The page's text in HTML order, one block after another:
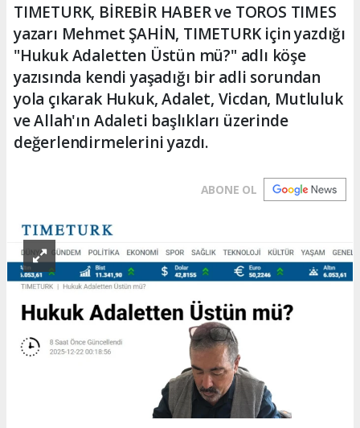
TIMETURK, BİREBİR HABER ve TOROS TIMES
yazarı Mehmet ŞAHİN, TIMETURK için yazdığı
"Hukuk Adaletten Üstün mü?" adlı köşe
yazısında kendi yaşadığı bir adli sorundan
yola çıkarak Hukuk, Adalet, Vicdan, Mutluluk
ve Allah'ın Adaleti başlıkları üzerinde
değerlendirmelerini yazdı.
ABONE OL